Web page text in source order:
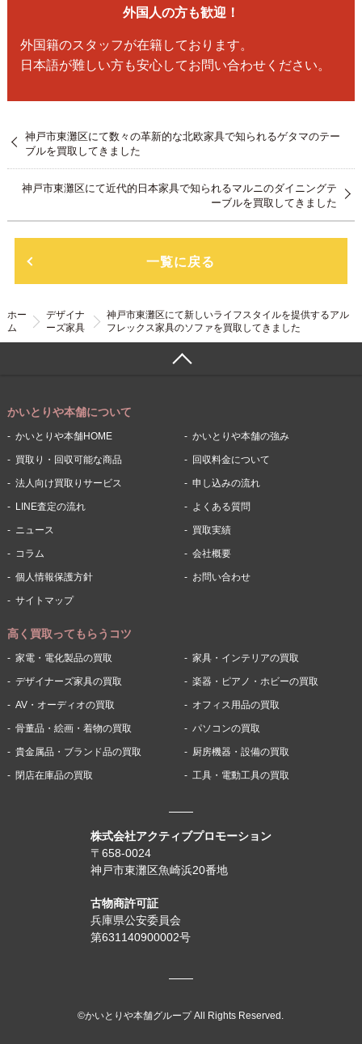
外国人の方も歓迎！
外国籍のスタッフが在籍しております。
日本語が難しい方も安心してお問い合わせください。
神戸市東灘区にて数々の革新的な北欧家具で知られるゲタマのテー
ブルを買取してきました
神戸市東灘区にて近代的日本家具で知られるマルニのダイニングテ
ーブルを買取してきました
一覧に戻る
ホー
ム
デザイナ
ーズ家具
神戸市東灘区にて新しいライフスタイルを提供するアル
フレックス家具のソファを買取してきました
株式会社アクティブプロモーション
〒658-0024
神戸市東灘区魚崎浜20番地
古物商許可証
兵庫県公安委員会
第631140900002号
かいとりや本舗について
かいとりや本舗HOME かいとりや本舗の強み
買取り・回収可能な商品 回収料金について
法人向け買取りサービス 申し込みの流れ
LINE査定の流れ よくある質問
ニュース 買取実績
コラム 会社概要
個人情報保護方針 お問い合わせ
サイトマップ
高く買取ってもらうコツ
家電・電化製品の買取 家具・インテリアの買取
デザイナーズ家具の買取 楽器・ピアノ・ホビーの買取
AV・オーディオの買取 オフィス用品の買取
骨董品・絵画・着物の買取 パソコンの買取
貴金属品・ブランド品の買取 厨房機器・設備の買取
閉店在庫品の買取 工具・電動工具の買取
©かいとりや本舗グループ All Rights Reserved.